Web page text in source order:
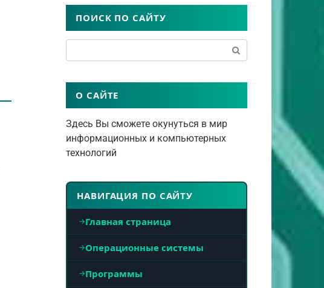
ПОИСК ПО САЙТУ
О САЙТЕ
Здесь Вы сможете окунуться в мир
информационных и компьютерных
технологий
НАВИГАЦИЯ ПО САЙТУ
Главная страница
Операционные системы
Программы